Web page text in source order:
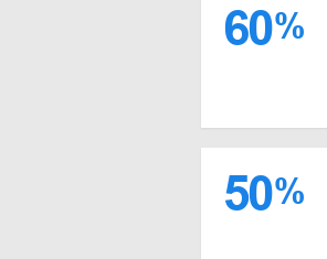
60%
50%